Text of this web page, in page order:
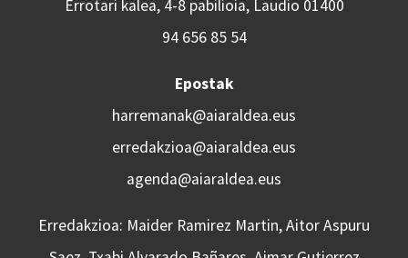
Errotari kalea, 4-8 pabilioia, Laudio 01400
94 656 85 54
Epostak
harremanak@aiaraldea.eus
erredakzioa@aiaraldea.eus
agenda@aiaraldea.eus
Erredakzioa: Maider Ramirez Martin, Aitor Aspuru